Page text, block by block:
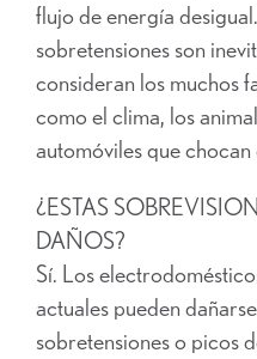
flujo de energía
sobretensiones son
consideran los muchos
como el clima, los
automóviles que
¿ESTAS
DAÑOS?
Sí. Los
actuales pueden
sobretensiones o picos